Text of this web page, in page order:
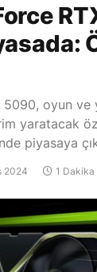
5090, oyun ve
yaratacak
piyasaya
2024 1 Dakika